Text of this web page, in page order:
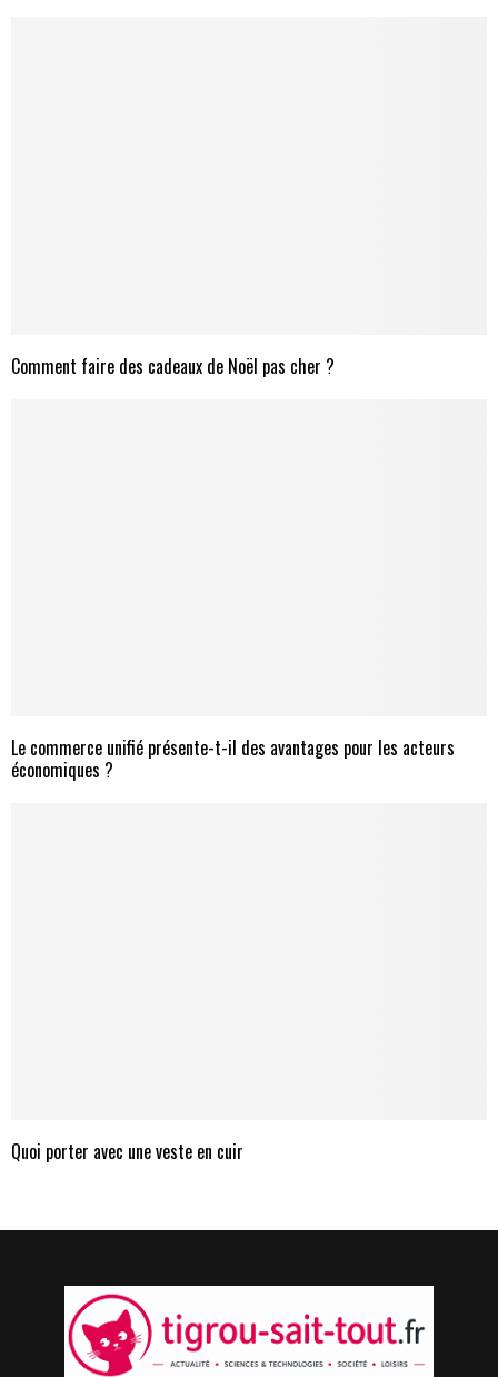
Comment faire des cadeaux de Noël pas cher ?
Le commerce unifié présente-t-il des avantages pour les acteurs
économiques ?
Quoi porter avec une veste en cuir